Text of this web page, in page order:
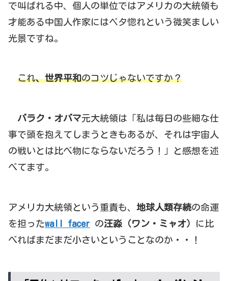
で叫ばれる中、個人の単位ではアメリカの大統領も
才能ある中国人作家にはベタ惚れという微笑ましい
光景ですね。
これ、世界平和のコツじゃないですか？
バラク・オバマ元大統領は「私は毎日の些細な仕
事で頭を抱えてしまうときもあるが、それは宇宙人
の戦いとは比べ物にならないだろう！」と感想を述
べてます。
アメリカ大統領という重責も、 地球人類存続の命運
を担ったwall facer の汪淼（ワン・ミャオ）
に比
べればまだまだ小さいということなのか・・！